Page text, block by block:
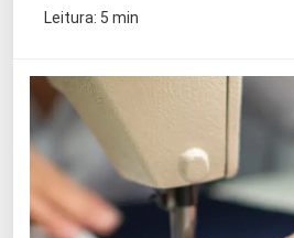
Leitura: 5 min